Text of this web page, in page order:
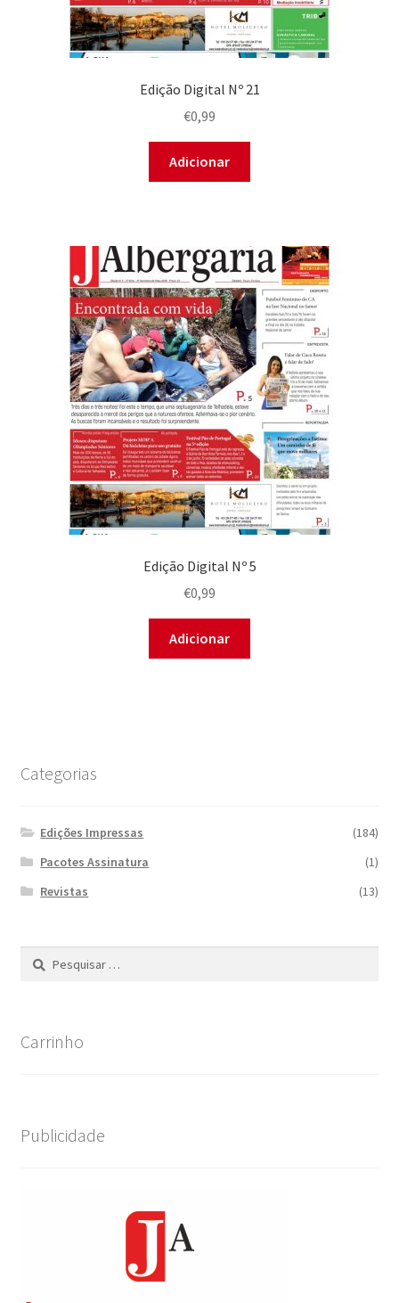
Edição Digital Nº 21
€0,99
Adicionar
Edição Digital Nº 5
€0,99
Adicionar
Categorias
Edições Impressas
(184)
Pacotes Assinatura
(1)
Revistas
(13)
Pesquisar
Carrinho
Publicidade